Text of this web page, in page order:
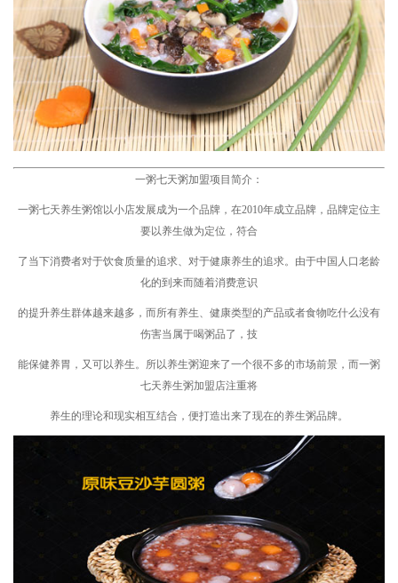
一粥七天粥加盟项目简介：
一粥七天养生粥馆以小店发展成为一个品牌，在2010年成立品牌，品牌定位主
要以养生做为定位， 符合
了当下消费者对于饮食质量的追求、对于健康养生的追求。由于中国人口老龄
化的到来而随着消费意识
的提升养生群体越来越多，而所有养生、健康类型的产品或者食物吃什么没有
伤害当属于喝粥品了，技
能保健养胃，又可以养生。所以养生粥迎来了一个很不多的市场前景，而一粥
七天养生粥加盟店注重将
养生的理论和现实相互结合，便打造出来了现在的养生粥品牌。